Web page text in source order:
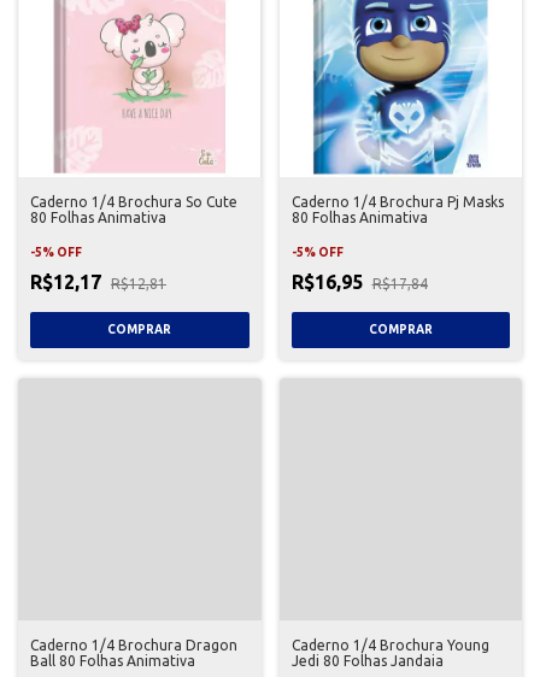
Caderno 1/4 Brochura So Cute
80 Folhas Animativa
-5% OFF
R$12,17 R$12,81
Caderno 1/4 Brochura Pj Masks
80 Folhas Animativa
-5% OFF
R$16,95 R$17,84
Caderno 1/4 Brochura Dragon
Ball 80 Folhas Animativa
Caderno 1/4 Brochura Young
Jedi 80 Folhas Jandaia